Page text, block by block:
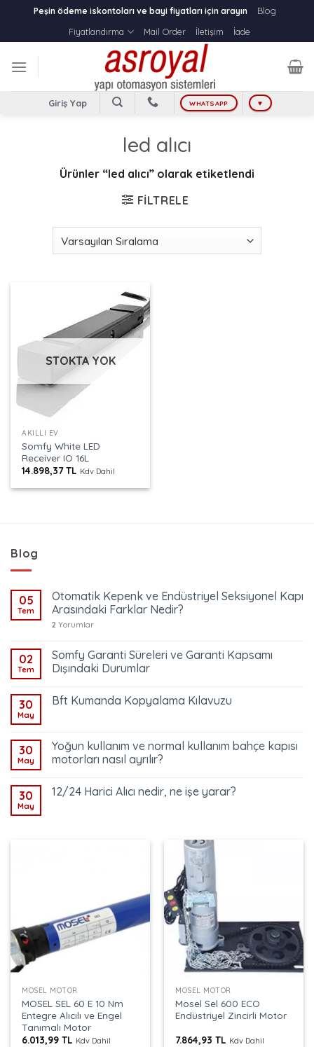
content
Peşin ödeme iskontoları ve bayi fiyatları için arayın
Blog
Fiyatlandırma
Mail Order İletişim İade
Giriş Yap WHATSAPP ♥
led alıcı
Ürünler “led alıcı” olarak etiketlendi
FILTRELE
STOKTA YOK
AKILLI EV
Somfy White LED
Receiver IO 16L
14.898,37TL Kdv Dahil
Blog
05
Tem
Otomatik Kepenk ve Endüstriyel Seksiyonel Kapı
Arasındaki Farklar Nedir?
2 Yorumlar
02
Tem
Somfy Garanti Süreleri ve Garanti Kapsamı
Dışındaki Durumlar
30
May
Bft Kumanda Kopyalama Kılavuzu
30
May
Yoğun kullanım ve normal kullanım bahçe kapısı
motorları nasıl ayrılır?
30
May
12/24 Harici Alıcı nedir, ne işe yarar?
MOSEL MOTOR
MOSEL SEL 60 E 10 Nm
Entegre Alıcılı ve Engel
Tanımalı Motor
6.013,99TL Kdv Dahil
MOSEL MOTOR
Mosel Sel 600 ECO
Endüstriyel Zincirli Motor
7.864,93TL Kdv Dahil